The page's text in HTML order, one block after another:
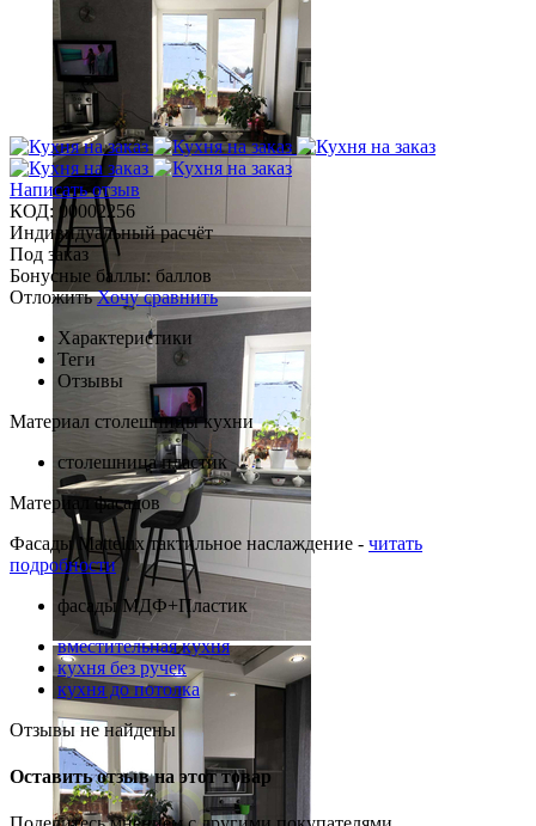
Написать отзыв
КОД: 00002256
Индивидуальный расчёт
Под заказ
Бонусные баллы: баллов
Отложить Хочу сравнить
Характеристики
Теги
Отзывы
Материал столешницы кухни
столешница пластик
Материал фасадов
Фасады Mattelux тактильное наслаждение - читать
подробности
фасады МДФ+Пластик
вместительная кухня
кухня без ручек
кухня до потолка
Отзывы не найдены
Оставить отзыв на этот товар